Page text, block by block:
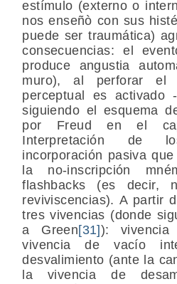
estímulo (externo o
nos enseñò con sus
puede ser traumática)
consecuencias: el
produce angustia
muro), al perforar el
perceptual es activado
siguiendo el esquema
por Freud en el
Interpretación de
incorporación pasiva
la no-inscripción
flashbacks (es decir,
reviviscencias). A partir
tres vivencias (donde
a Green[31]): vivencia
vivencia de vacío
desvalimiento (ante la
la vivencia de